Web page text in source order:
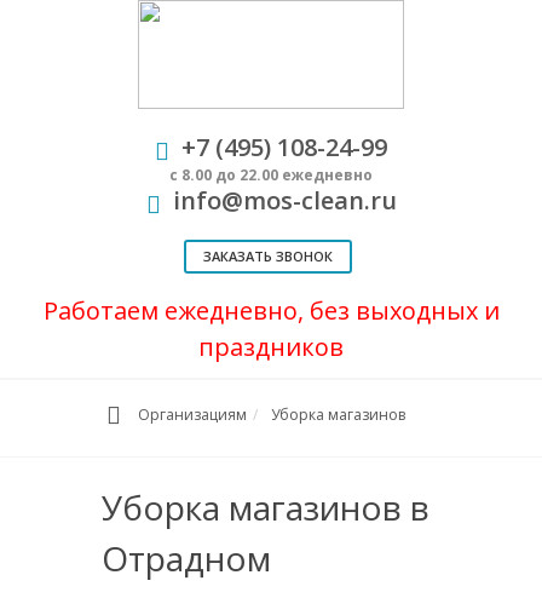
+7 (495) 108-24-99
с 8.00 до 22.00 ежедневно
info@mos-clean.ru
ЗАКАЗАТЬ ЗВОНОК
Работаем ежедневно, без выходных и
праздников
Организациям Уборка магазинов
Уборка магазинов в
Отрадном